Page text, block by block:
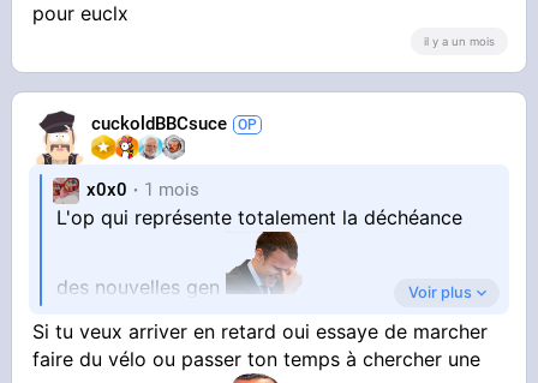
vraiment besoin?
pour euclx
il y a un mois
cuckoldBBCsuce
x0x0 1 mois
L'op qui représente totalement la déchéance
des nouvelles gen
T'es jeune t'as zéro pb de santé et tu chiale
pour laisser ton siège à un vieux t'es sérieux ?
Voir plus
Si tu veux arriver en retard oui essaye de marcher
faire du vélo ou passer ton temps à chercher une